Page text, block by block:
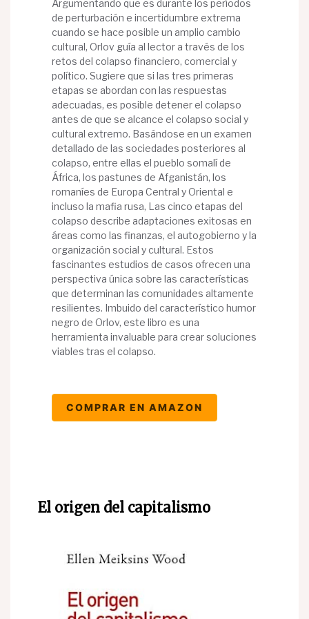
Argumentando que es durante los períodos
de perturbación e incertidumbre extrema
cuando se hace posible un amplio cambio
cultural, Orlov guía al lector a través de los
retos del colapso financiero, comercial y
político. Sugiere que si las tres primeras
etapas se abordan con las respuestas
adecuadas, es posible detener el colapso
antes de que se alcance el colapso social y
cultural extremo. Basándose en un examen
detallado de las sociedades posteriores al
colapso, entre ellas el pueblo somalí de
África, los pastunes de Afganistán, los
romaníes de Europa Central y Oriental e
incluso la mafia rusa, Las cinco etapas del
colapso describe adaptaciones exitosas en
áreas como las finanzas, el autogobierno y la
organización social y cultural. Estos
fascinantes estudios de casos ofrecen una
perspectiva única sobre las características
que determinan las comunidades altamente
resilientes. Imbuido del característico humor
negro de Orlov, este libro es una
herramienta invaluable para crear soluciones
viables tras el colapso.
COMPRAR EN AMAZON
El origen del capitalismo